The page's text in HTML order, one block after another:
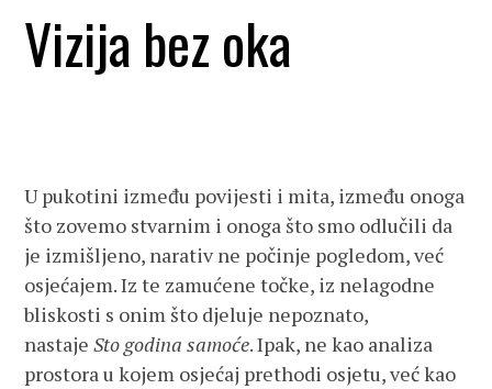
Vizija bez oka
U pukotini između povijesti i mita, između onoga
što zovemo stvarnim i onoga što smo odlučili da
je izmišljeno, narativ ne počinje pogledom, već
osjećajem. Iz te zamućene točke, iz nelagodne
bliskosti s onim što djeluje nepoznato,
nastajeSto godina samoće. Ipak, ne kao analiza
prostora u kojem osjećaj prethodi osjetu, već kao